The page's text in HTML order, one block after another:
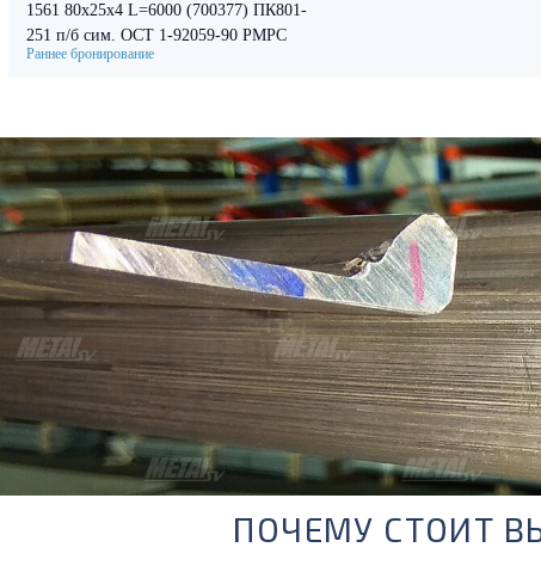
1561 80х25х4 L=6000 (700377) ПК801-
251 п/б сим. ОСТ 1-92059-90 РМРС
ПОЧЕМУ СТОИТ